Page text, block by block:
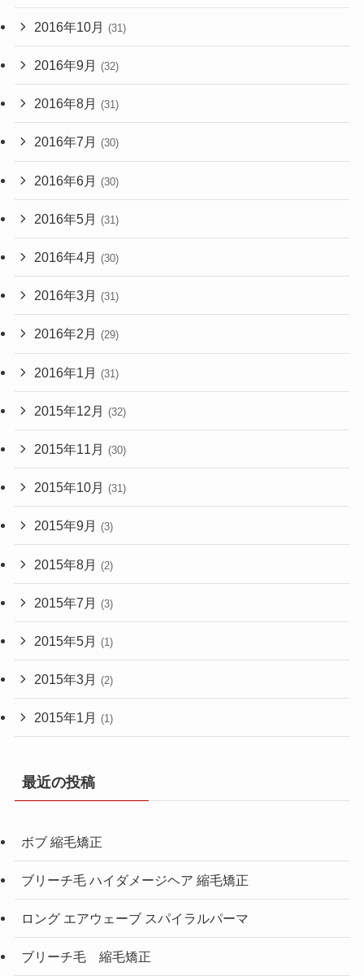
2016年10月 (31)
2016年9月 (32)
2016年8月 (31)
2016年7月 (30)
2016年6月 (30)
2016年5月 (31)
2016年4月 (30)
2016年3月 (31)
2016年2月 (29)
2016年1月 (31)
2015年12月 (32)
2015年11月 (30)
2015年10月 (31)
2015年9月 (3)
2015年8月 (2)
2015年7月 (3)
2015年5月 (1)
2015年3月 (2)
2015年1月 (1)
最近の投稿
ボブ 縮毛矯正
ブリーチ毛 ハイダメージヘア 縮毛矯正
ロング エアウェーブ スパイラルパーマ
ブリーチ毛 縮毛矯正